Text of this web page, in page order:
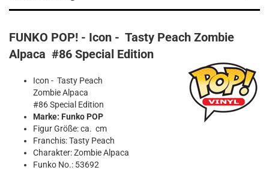
FUNKO POP! - Icon - Tasty Peach Zombie
Alpaca #86 Special Edition
Icon - Tasty Peach
Zombie Alpaca
#86 Special Edition
Marke: Funko POP
Figur Größe: ca. cm
Franchis: Tasty Peach
Charakter: Zombie Alpaca
Funko No.: 53692